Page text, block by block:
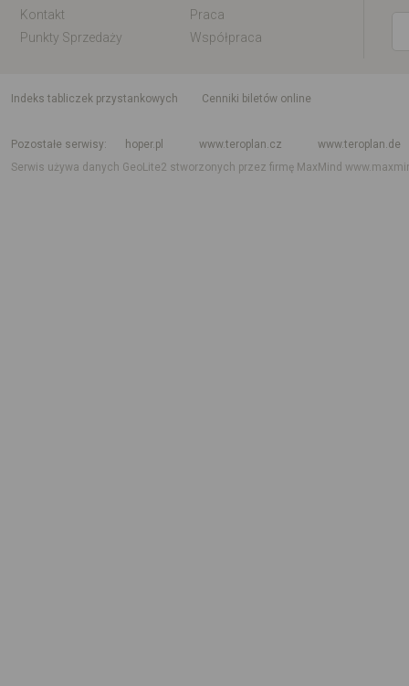
Kontakt
Praca
Punkty Sprzedaży
Współpraca
indeks tabliczek przystankowych
Cenniki biletów online
Pozostałe serwisy
hoper.pl www.teroplan.cz
www.teroplan.de
Serwis używa danych GeoLite2 stworzonych przez firmę MaxMind